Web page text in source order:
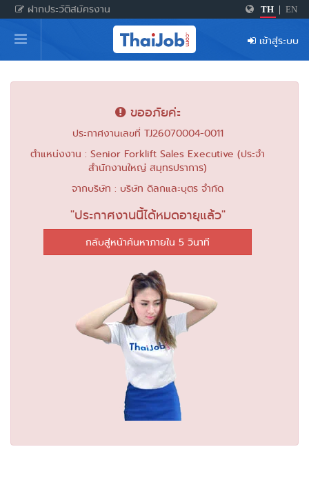
ฝากประวัติสมัครงาน TH EN
หน้าหลัก
ผู้สมัครงาน: เข้าสู่ระบบ
ฝากประวัติสมัครงาน
สำหรับผู้ประกอบการ
เข้าสู่ระบบ
ขออภัยค่ะ
ประกาศงานเลขที่ TJ26070004-0011
ตำแหน่งงาน : Senior Forklift Sales Executive (ประจำ
สำนักงานใหญ่ สมุทรปราการ)
จากบริษัท : บริษัท ดิลกและบุตร จำกัด
"ประกาศงานนี้ได้หมดอายุแล้ว"
กลับสู่หน้าค้นหาภายใน 5 วินาที